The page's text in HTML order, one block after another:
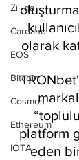
Zilliqa
Cardano
EOS
Bitcoin
Cosmos
Ethereum
IOTA
olarak
platform
eden